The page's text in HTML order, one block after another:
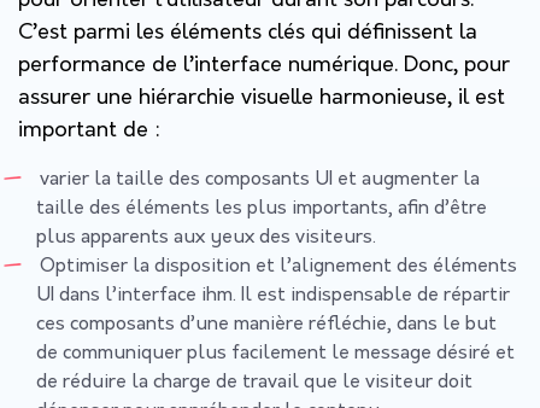
C’est parmi les éléments clés qui définissent la
performance de l’interface numérique. Donc, pour
assurer une hiérarchie visuelle harmonieuse, il est
important de :
varier la taille des composants UI et augmenter la
taille des éléments les plus importants, afin d’être
plus apparents aux yeux des visiteurs.
Optimiser la disposition et l’alignement des éléments
UI dans l’interface ihm. Il est indispensable de répartir
ces composants d’une manière réfléchie, dans le but
de communiquer plus facilement le message désiré et
de réduire la charge de travail que le visiteur doit